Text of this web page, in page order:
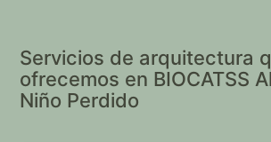
Servicios de arquitectura
ofrecemos en BIOCATSS
Niño Perdido